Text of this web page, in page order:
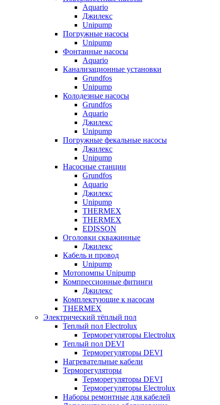
Aquario
Джилекс
Unipump
Погружные насосы
Unipump
Фонтанные насосы
Aquario
Канализационные установки
Grundfos
Unipump
Колодезные насосы
Grundfos
Aquario
Джилекс
Unipump
Погружные фекальные насосы
Джилекс
Unipump
Насосные станции
Grundfos
Aquario
Джилекс
Unipump
THERMEX
THERMEX
EDISSON
Оголовки скважинные
Джилекс
Кабель и провод
Unipump
Мотопомпы Unipump
Компрессионные фитинги
Джилекс
Комплектующие к насосам
THERMEX
Электрический тёплый пол
Теплый пол Electrolux
Терморегуляторы Electrolux
Теплый пол DEVI
Терморегуляторы DEVI
Нагревательные кабели
Терморегуляторы
Терморегуляторы DEVI
Терморегуляторы Electrolux
Наборы ремонтные для кабелей